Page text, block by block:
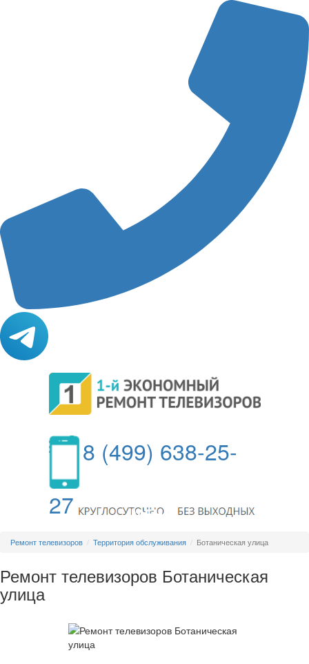
8 (499) 638-25-
27
МЕНЮ
Ремонт телевизоров Территория обслуживания Ботаническая улица
Ремонт телевизоров Ботаническая
улица